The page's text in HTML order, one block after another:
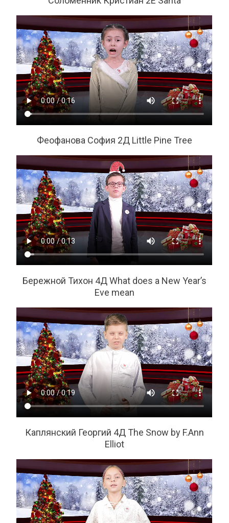
Феофанова София 2Д Little Pine Tree
Бережной Тихон 4Д What does a New Year’s
Eve mean
Каплянский Георгий 4Д The Snow by F.Ann
Elliot